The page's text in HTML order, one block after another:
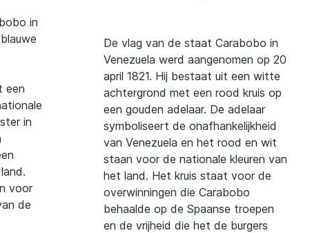
in
een
in
voor
de
De vlag van de staat Carabobo in
Venezuela werd aangenomen op 20
april 1821. Hij bestaat uit een witte
achtergrond met een rood kruis op
een gouden adelaar. De adelaar
symboliseert de onafhankelijkheid
van Venezuela en het rood en wit
staan voor de nationale kleuren van
het land. Het kruis staat voor de
overwinningen die Carabobo
behaalde op de Spaanse troepen
en de vrijheid die het de burgers